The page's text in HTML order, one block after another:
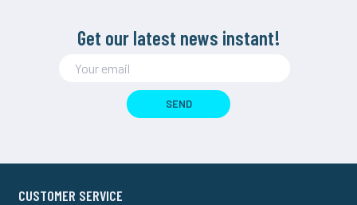
Get our latest news instant!
SEND
CUSTOMER SERVICE